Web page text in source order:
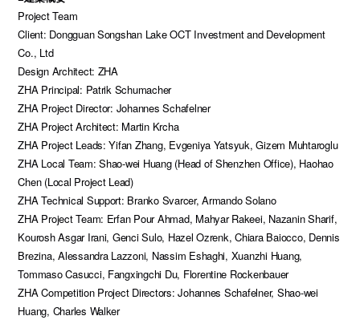
Project Team
Client: Dongguan Songshan Lake OCT Investment and Development
Co., Ltd
Design Architect: ZHA
ZHA Principal: Patrik Schumacher
ZHA Project Director: Johannes Schafelner
ZHA Project Architect: Martin Krcha
ZHA Project Leads: Yifan Zhang, Evgeniya Yatsyuk, Gizem Muhtaroglu
ZHA Local Team: Shao-wei Huang (Head of Shenzhen Office), Haohao
Chen (Local Project Lead)
ZHA Technical Support: Branko Svarcer, Armando Solano
ZHA Project Team: Erfan Pour Ahmad, Mahyar Rakeei, Nazanin Sharif,
Kourosh Asgar Irani, Genci Sulo, Hazel Ozrenk, Chiara Baiocco, Dennis
Brezina, Alessandra Lazzoni, Nassim Eshaghi, Xuanzhi Huang,
Tommaso Casucci, Fangxingchi Du, Florentine Rockenbauer
ZHA Competition Project Directors: Johannes Schafelner, Shao-wei
Huang, Charles Walker